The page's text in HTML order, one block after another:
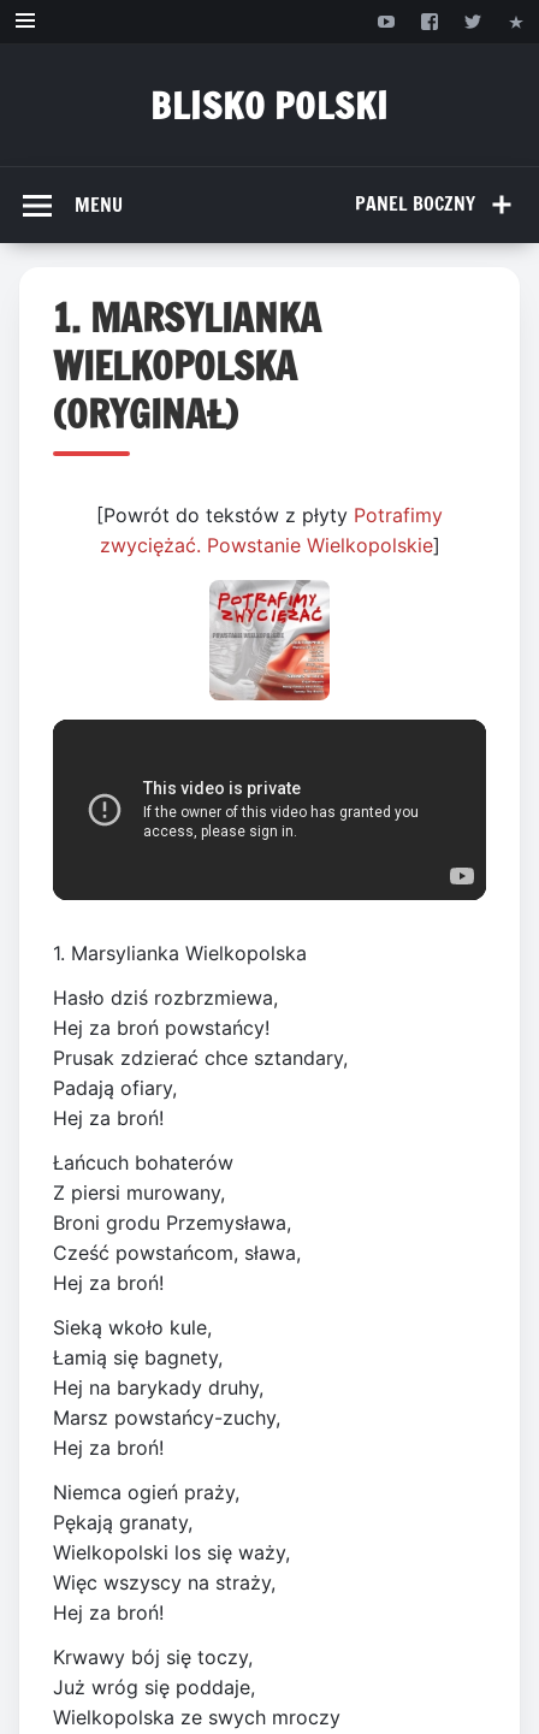
Przejdź
BLISKO POLSKI
PANEL BOCZNY
MENU
1. MARSYLIANKA
WIELKOPOLSKA
(ORYGINAŁ)
[Powrót do tekstów z płyty Potrafimy
zwyciężać. Powstanie Wielkopolskie]
1. Marsylianka Wielkopolska
Hasło dziś rozbrzmiewa,
Hej za broń powstańcy!
Prusak zdzierać chce sztandary,
Padają ofiary,
Hej za broń!
Łańcuch bohaterów
Z piersi murowany,
Broni grodu Przemysława,
Cześć powstańcom, sława,
Hej za broń!
Sieką wkoło kule,
Łamią się bagnety,
Hej na barykady druhy,
Marsz powstańcy-zuchy,
Hej za broń!
Niemca ogień praży,
Pękają granaty,
Wielkopolski los się waży,
Więc wszyscy na straży,
Hej za broń!
Krwawy bój się toczy,
Już wróg się poddaje,
Wielkopolska ze swych mroczy